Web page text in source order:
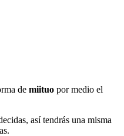
de miituo por medio el
así tendrás una misma